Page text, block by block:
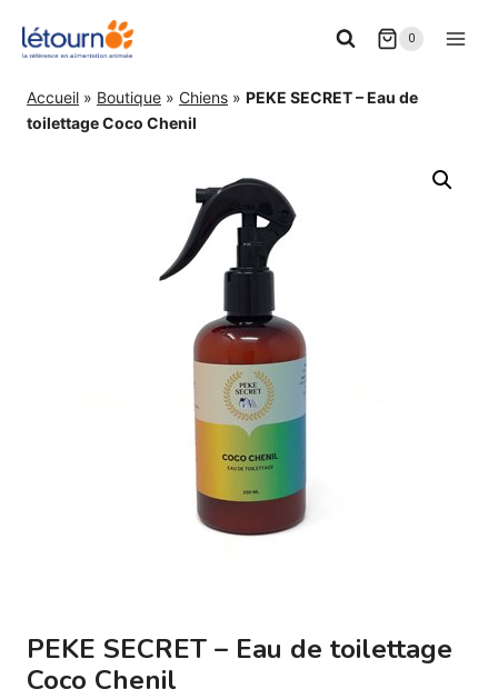
0
Accueil » Boutique » Chiens » PEKE SECRET – Eau de
toilettage Coco Chenil
PEKE SECRET – Eau de toilettage
Coco Chenil